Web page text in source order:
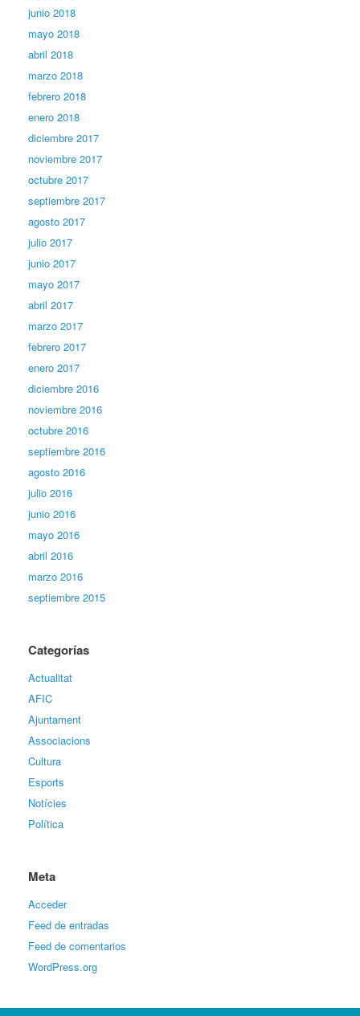
junio 2018
mayo 2018
abril 2018
marzo 2018
febrero 2018
enero 2018
diciembre 2017
noviembre 2017
octubre 2017
septiembre 2017
agosto 2017
julio 2017
junio 2017
mayo 2017
abril 2017
marzo 2017
febrero 2017
enero 2017
diciembre 2016
noviembre 2016
octubre 2016
septiembre 2016
agosto 2016
julio 2016
junio 2016
mayo 2016
abril 2016
marzo 2016
septiembre 2015
Categorías
Actualitat
AFIC
Ajuntament
Associacions
Cultura
Esports
Notícies
Política
Meta
Acceder
Feed de entradas
Feed de comentarios
WordPress.org